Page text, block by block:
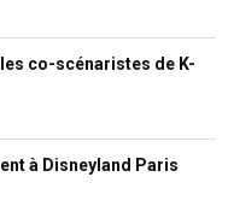
co-scénaristes de K-
à Disneyland Paris